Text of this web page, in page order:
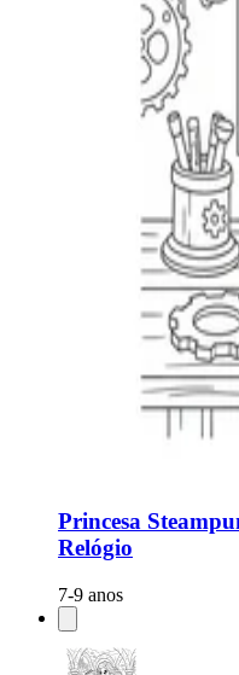
Princesa
Relógio
7-9 anos